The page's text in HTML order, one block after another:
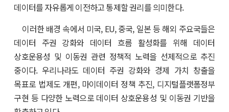
데이터를 자유롭게 이전하고 통제할 권리를 의미한다.
이러한 배경 속에서 미국, EU, 중국, 일본 등 해외 주요국들은
데이터 주권 강화와 데이터 흐름 활성화를 위해 데이터
상호운용성 및 이동권 관련 정책적 노력을 선제적으로 추진
중이다. 우리나라도 데이터 주권 강화와 경제 가치 창출을
목표로 법제도 개편, 마이데이터 정책 추진, 디지털플랫폼정부
구현 등 다양한 노력으로 데이터 상호운용성 및 이동권 기반을